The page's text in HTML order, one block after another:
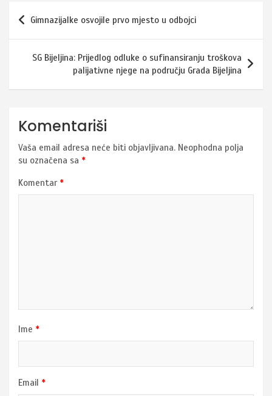
Navigacija
članaka
Gimnazijalke osvojile prvo mjesto u odbojci
SG Bijeljina: Prijedlog odluke o sufinansiranju troškova
palijativne njege na području Grada Bijeljina
Komentariši
Vaša email adresa neće biti objavljivana. Neophodna polja
su označena sa *
Komentar *
Ime *
Email *